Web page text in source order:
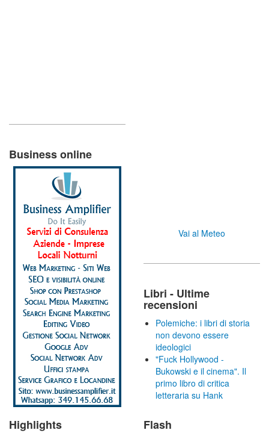
Business online
Highlights
Vai al Meteo
Libri - Ultime
recensioni
Polemiche: i libri di storia
non devono essere
ideologici
"Fuck Hollywood -
Bukowski e il cinema". Il
primo libro di critica
letteraria su Hank
Flash